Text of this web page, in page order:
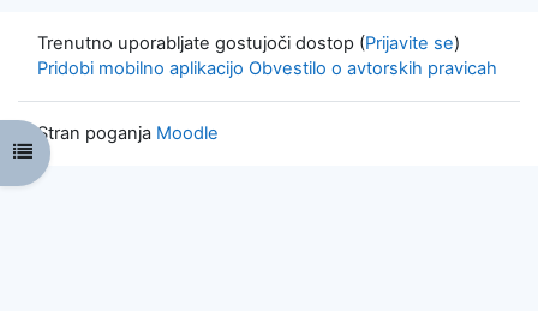
Odpri kazalo predmeta
Trenutno uporabljate gostujoči dostop (Prijavite se)
Pridobi mobilno aplikacijo Obvestilo o avtorskih pravicah
Stran poganja Moodle